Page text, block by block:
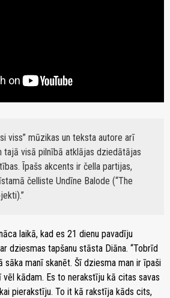
viss” mūzikas un teksta autore arī
tajā visā pilnībā atklājas dziedātājas
Īpašs akcents ir čella partijas,
čelliste Undīne Balode (“The
laikā, kad es 21 dienu pavadīju
dziesmas tapšanu stāsta Diāna. “Tobrīd
sāka manī skanēt. Šī dziesma man ir īpaši
vēl kādam. Es to nerakstīju kā citas savas
pierakstīju. To it kā rakstīja kāds cits,